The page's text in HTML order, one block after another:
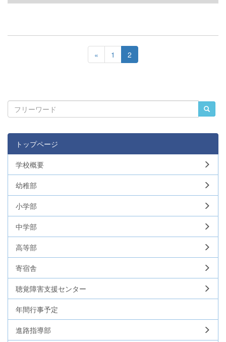
« 1 2
トップページ
学校概要
幼稚部
小学部
中学部
高等部
寄宿舎
聴覚障害支援センター
年間行事予定
進路指導部